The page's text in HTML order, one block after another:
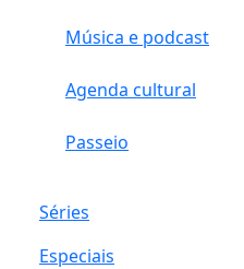
Música e podcast
Agenda cultural
Passeio
Séries
Especiais